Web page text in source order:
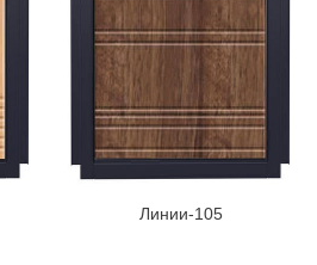
Линии-105